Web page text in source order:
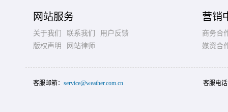
网站服务
关于我们 联系我们
用户反馈
版权声明
网站律师
营销
商务合
媒资合
客服邮箱： service@weather.com.cn 客服电